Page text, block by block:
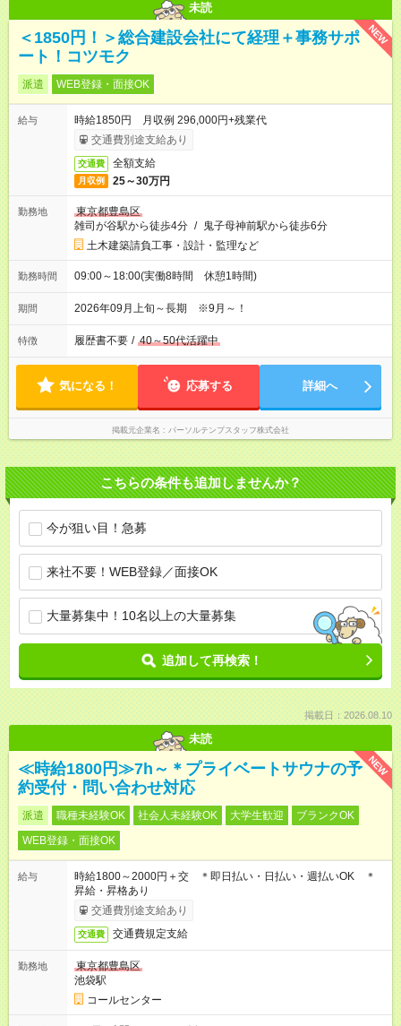
未読
NEW
＜1850円！＞総合建設会社にて経理＋事務サポ
ート！コツモク
派遣 WEB登録・面接OK
給与
時給1850円 月収例 296,000円+残業代
交通費別途支給あり
交通費 全額支給
月収例 25～30万円
勤務地
東京都豊島区
雑司が谷駅から徒歩4分 / 鬼子母神前駅から徒歩6分
土木建築請負工事・設計・監理など
勤務時間 09:00～18:00(実働8時間 休憩1時間)
期間 2026年09月上旬～長期 ※9月～！
特徴 履歴書不要 / 40～50代活躍中
気になる！ 応募する 詳細へ
掲載元企業名 パーソルテンプスタッフ株式会社
こちらの条件も追加しませんか？
今が狙い目！急募
来社不要！WEB登録／面接OK
大量募集中！10名以上の大量募集
追加して再検索！
掲載日：2026.08.10
未読
NEW
≪時給1800円≫7h～＊プライベートサウナの予
約受付・問い合わせ対応
派遣 職種未経験OK 社会人未経験OK 大学生歓迎
ブランクOK
WEB登録・面接OK
給与
時給1800～2000円＋交 ＊即日払い・日払い・週払いOK ＊
昇給・昇格あり
交通費別途支給あり
交通費 交通費規定支給
勤務地
東京都豊島区
池袋駅
コールセンター